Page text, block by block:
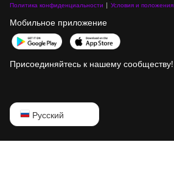
Политика конфиденциальности | Условия и положения
Мобильное приложение
Присоединяйтесь к нашему сообществу!
Русский
English